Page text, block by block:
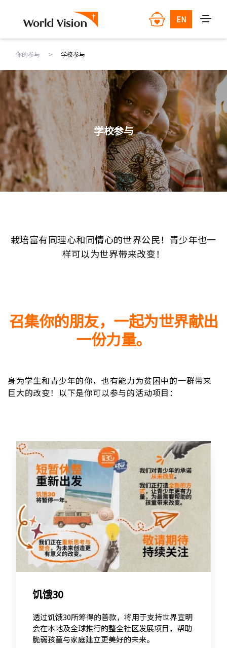
EN
你的参与 > 学校参与
学校参与
栽培富有同理心和同情心的世界公民！青少年也一
样可以为世界带来改变！
召集你的朋友，一起为世界献出
一份力量。
身为学生和青少年的你，也有能力为贫困中的一群带来
巨大的改变！以下是你可以参与的活动项目：
饥饿30
透过饥饿30所筹得的善款，将用于支持世界宣明
会在本地及全球推行的整全社区发展项目，帮助
脆弱孩童与家庭建立更美好的未来。